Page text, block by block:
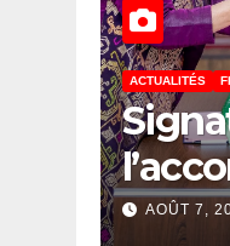
ACTUALITÉS
AOÛT 7,